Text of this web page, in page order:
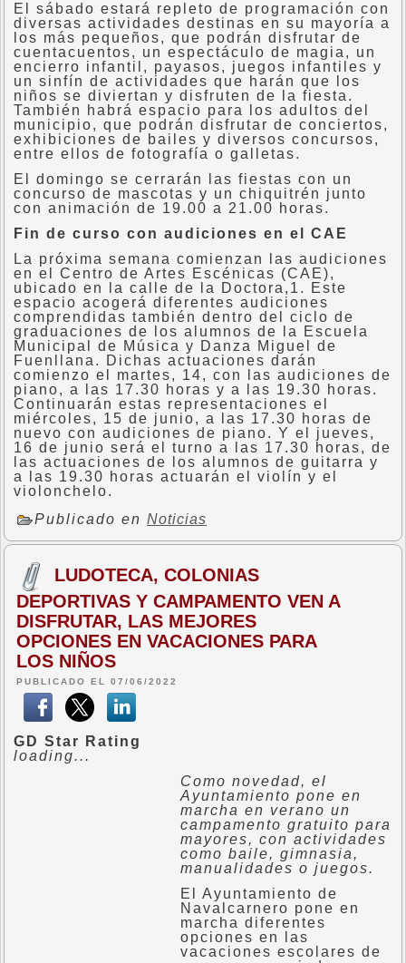
El sábado estará repleto de programación con
diversas actividades destinas en su mayoría a
los más pequeños, que podrán disfrutar de
cuentacuentos, un espectáculo de magia, un
encierro infantil, payasos, juegos infantiles y
un sinfín de actividades que harán que los
niños se diviertan y disfruten de la fiesta.
También habrá espacio para los adultos del
municipio, que podrán disfrutar de conciertos,
exhibiciones de bailes y diversos concursos,
entre ellos de fotografía o galletas.
El domingo se cerrarán las fiestas con un
concurso de mascotas y un chiquitrén junto
con animación de 19.00 a 21.00 horas.
Fin de curso con audiciones en el CAE
La próxima semana comienzan las audiciones
en el Centro de Artes Escénicas (CAE),
ubicado en la calle de la Doctora,1. Este
espacio acogerá diferentes audiciones
comprendidas también dentro del ciclo de
graduaciones de los alumnos de la Escuela
Municipal de Música y Danza Miguel de
Fuenllana. Dichas actuaciones darán
comienzo el martes, 14, con las audiciones de
piano, a las 17.30 horas y a las 19.30 horas.
Continuarán estas representaciones el
miércoles, 15 de junio, a las 17.30 horas de
nuevo con audiciones de piano. Y el jueves,
16 de junio será el turno a las 17.30 horas, de
las actuaciones de los alumnos de guitarra y
a las 19.30 horas actuarán el violín y el
violonchelo.
Publicado en Noticias
LUDOTECA, COLONIAS
DEPORTIVAS Y CAMPAMENTO VEN A
DISFRUTAR, LAS MEJORES
OPCIONES EN VACACIONES PARA
LOS NIÑOS
PUBLICADO EL 07/06/2022
GD Star Rating
loading...
Como novedad, el
Ayuntamiento pone en
marcha en verano un
campamento gratuito para
mayores, con actividades
como baile, gimnasia,
manualidades o juegos.
El Ayuntamiento de
Navalcarnero pone en
marcha diferentes
opciones en las
vacaciones escolares de